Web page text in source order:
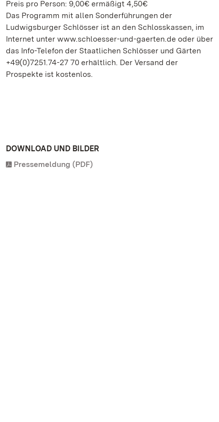
Preis pro Person: 9,00€ ermäßigt 4,50€
Das Programm mit allen Sonderführungen der
Ludwigsburger Schlösser ist an den Schlosskassen, im
Internet unter www.schloesser-und-gaerten.de oder über
das Info-Telefon der Staatlichen Schlösser und Gärten
+49(0)7251.74-27 70 erhältlich. Der Versand der
Prospekte ist kostenlos.
DOWNLOAD UND BILDER
Pressemeldung (PDF)